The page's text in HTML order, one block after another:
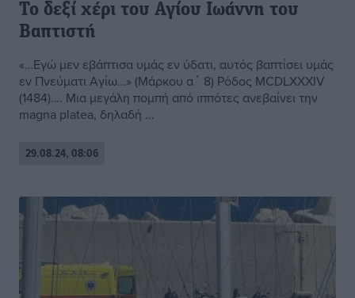
Το δεξί χέρι του Αγίου Ιωάννη του
Βαπτιστή
«…Εγώ μεν εβάπτισα υμάς εν ύδατι, αυτός βαπτίσει υμάς
εν Πνεύματι Αγίω…» (Μάρκου α΄ 8) Ρόδος MCDLXXXIV
(1484)…. Μια μεγάλη πομπή από ιππότες ανεβαίνει την
magna platea, δηλαδή ...
29.08.24, 08:06